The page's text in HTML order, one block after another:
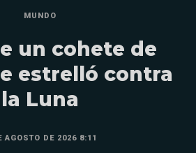
MUNDO
un cohete de
estrelló contra
la Luna
AGOSTO DE 2026 8:11